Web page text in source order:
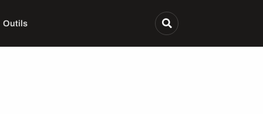
Outils